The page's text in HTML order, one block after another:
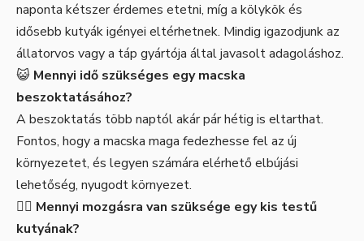
naponta kétszer érdemes etetni, míg a kölykök és
idősebb kutyák igényei eltérhetnek. Mindig igazodjunk az
állatorvos vagy a táp gyártója által javasolt adagoláshoz.
😺 Mennyi idő szükséges egy macska
beszoktatásához?
A beszoktatás több naptól akár pár hétig is eltarthat.
Fontos, hogy a macska maga fedezhesse fel az új
környezetet, és legyen számára elérhető elbújási
lehetőség, nyugodt környezet.
🚶‍♂️ Mennyi mozgásra van szüksége egy kis testű
kutyának?